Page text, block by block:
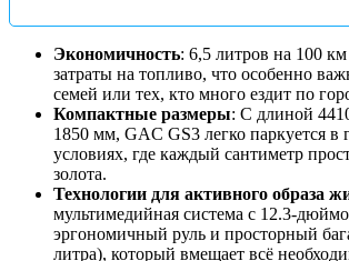
Экономичность: 6,5 литров на 100
затраты на топливо, что особенно
семей или тех, кто много ездит по
Компактные размеры: С длиной
1850 мм, GAC GS3 легко паркуется в
условиях, где каждый сантиметр
золота.
Технологии для активного образа
мультимедийная система с 12.3-
эргономичный руль и просторный
литра), который вмещает всё